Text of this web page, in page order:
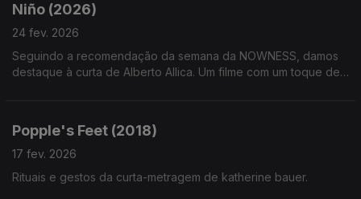
Niño (2026)
24 fev. 2026
Seguindo a recomendação da semana da NOWNESS, damos
destaque à curta de Alberto Allica. Um filme com um toque de
Popple's Feet (2018)
17 fev. 2026
Rituais e gestos da curta-metragem de katherine bauer.